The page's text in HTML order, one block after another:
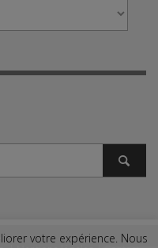
votre expérience. Nous